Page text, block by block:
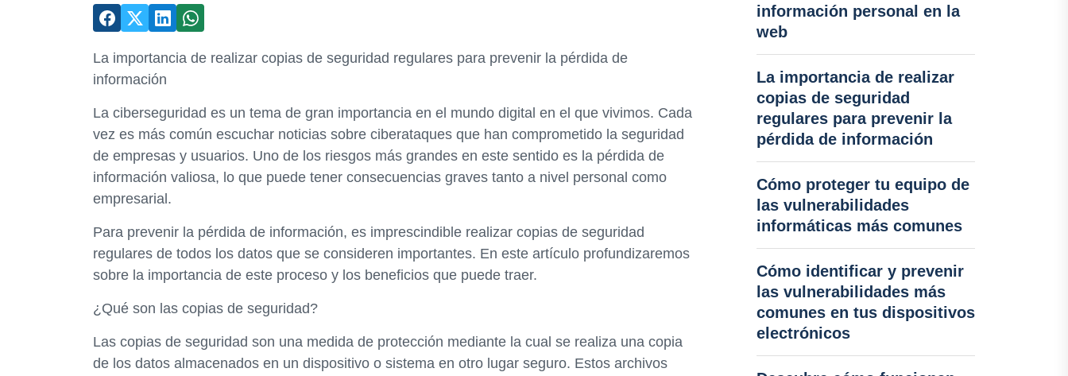
La importancia de realizar copias de seguridad regulares para prevenir la pérdida de
información
La ciberseguridad es un tema de gran importancia en el mundo digital en el que vivimos. Cada
vez es más común escuchar noticias sobre ciberataques que han comprometido la seguridad
de empresas y usuarios. Uno de los riesgos más grandes en este sentido es la pérdida de
información valiosa, lo que puede tener consecuencias graves tanto a nivel personal como
empresarial.
Para prevenir la pérdida de información, es imprescindible realizar copias de seguridad
regulares de todos los datos que se consideren importantes. En este artículo profundizaremos
sobre la importancia de este proceso y los beneficios que puede traer.
¿Qué son las copias de seguridad?
Las copias de seguridad son una medida de protección mediante la cual se realiza una copia
de los datos almacenados en un dispositivo o sistema en otro lugar seguro. Estos archivos
información personal en la
web
La importancia de realizar
copias de seguridad
regulares para prevenir la
pérdida de información
Cómo proteger tu equipo de
las vulnerabilidades
informáticas más comunes
Cómo identificar y prevenir
las vulnerabilidades más
comunes en tus dispositivos
electrónicos